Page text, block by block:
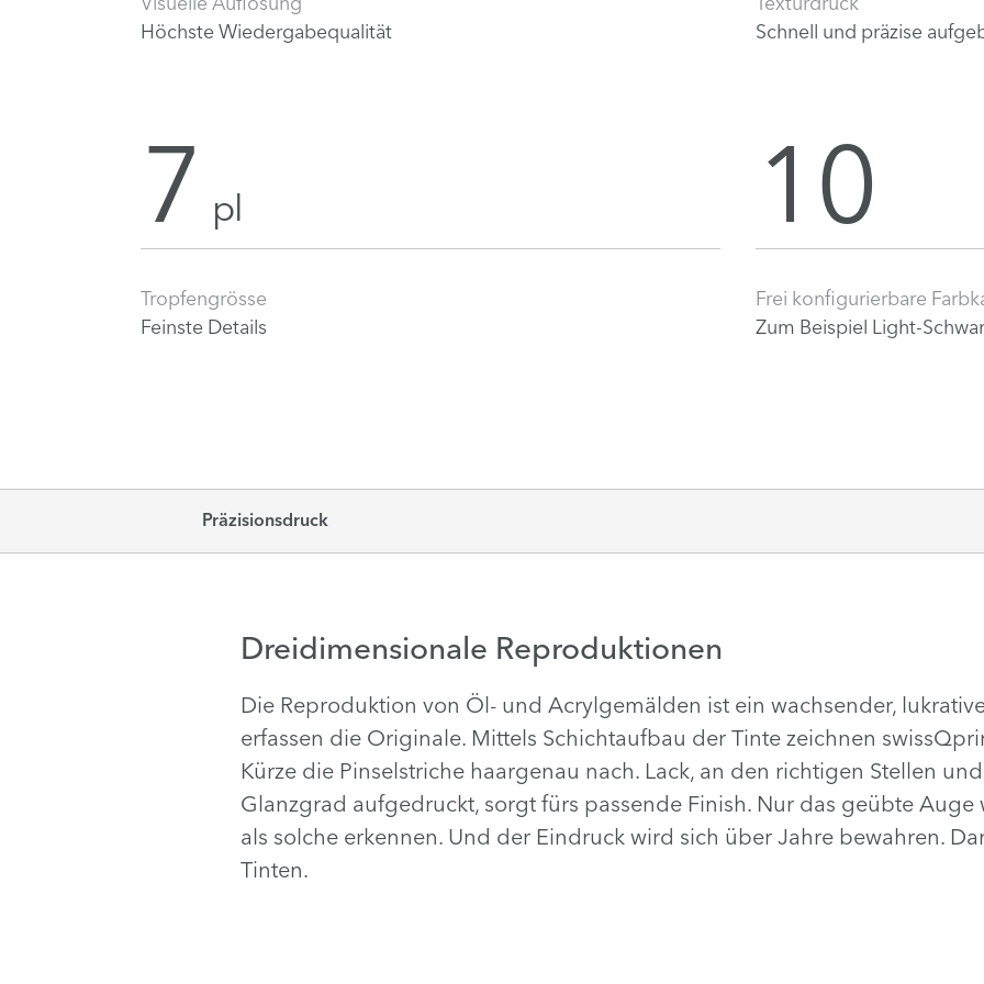
Höchste Wiedergabequalität
Schnell und präzise
7 pl
Tropfengrösse
Feinste Details
10
Frei konfigurierbare
Zum Beispiel Light-
Präzisionsdruck
Dreidimensionale Reproduktionen
Die Reproduktion von Öl- und Acrylgemälden ist ein wachsender,
erfassen die Originale. Mittels Schichtaufbau der Tinte zeichnen
Kürze die Pinselstriche haargenau nach. Lack, an den richtigen Stellen
Glanzgrad aufgedruckt, sorgt fürs passende Finish. Nur das geübte
als solche erkennen. Und der Eindruck wird sich über Jahre bewahren.
Tinten.